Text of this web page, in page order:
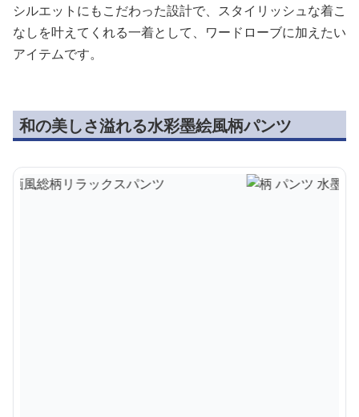
シルエットにもこだわった設計で、スタイリッシュな着こ
なしを叶えてくれる一着として、ワードローブに加えたい
アイテムです。
和の美しさ溢れる水彩墨絵風柄パンツ